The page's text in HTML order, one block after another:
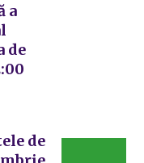
a
de
de